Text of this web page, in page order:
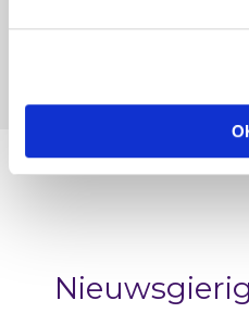
Naar